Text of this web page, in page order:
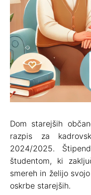
Dom starejših
razpis za
2024/2025.
študentom, ki
smereh in želijo
oskrbe starejših.